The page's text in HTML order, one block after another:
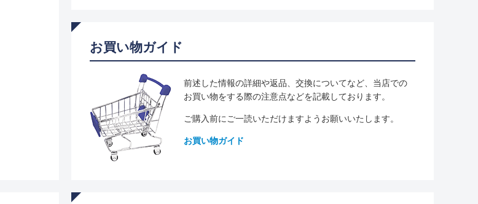
お買い物ガイド
前述した情報の詳細や返品、交換についてなど、当店での
お買い物をする際の注意点などを記載しております。
ご購入前にご一読いただけますようお願いいたします。
お買い物ガイド